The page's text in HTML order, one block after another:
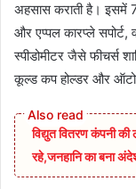
अहसास कराती है। इसमें
और एप्पल कारप्ले
स्पीडोमीटर जैसे फीचर्स
कूल्ड कप होल्डर और ऑटो
विद्युत वितरण कंपनी की
रहे,जनहानि का बना